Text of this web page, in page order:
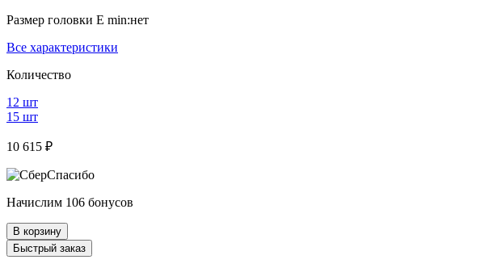
Размер головки E min:нет
Все характеристики
Количество
12 шт
15 шт
10 615 ₽
Начислим 106 бонусов
В корзину
Быстрый заказ